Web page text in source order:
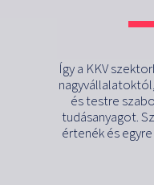
Így a KKV
és testre
tudásanyagot.
értenék és